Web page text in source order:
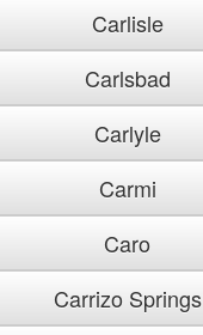
Carlisle
Carlsbad
Carlyle
Carmi
Caro
Carrizo Springs